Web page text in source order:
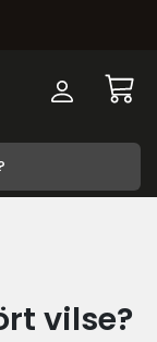
vilse?